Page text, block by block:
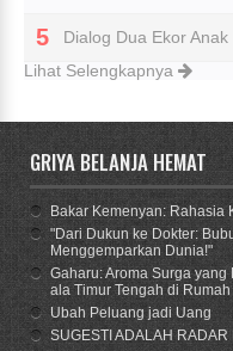
Dialog Dua Ekor Anak
Lihat Selengkapnya
GRIYA BELANJA HEMAT
Bakar Kemenyan: Rahasia
"Dari Dukun ke Dokter:
Menggemparkan Dunia!"
Gaharu: Aroma Surga
ala Timur Tengah di Rumah
Ubah Peluang jadi Uang
SUGESTI ADALAH RADAR